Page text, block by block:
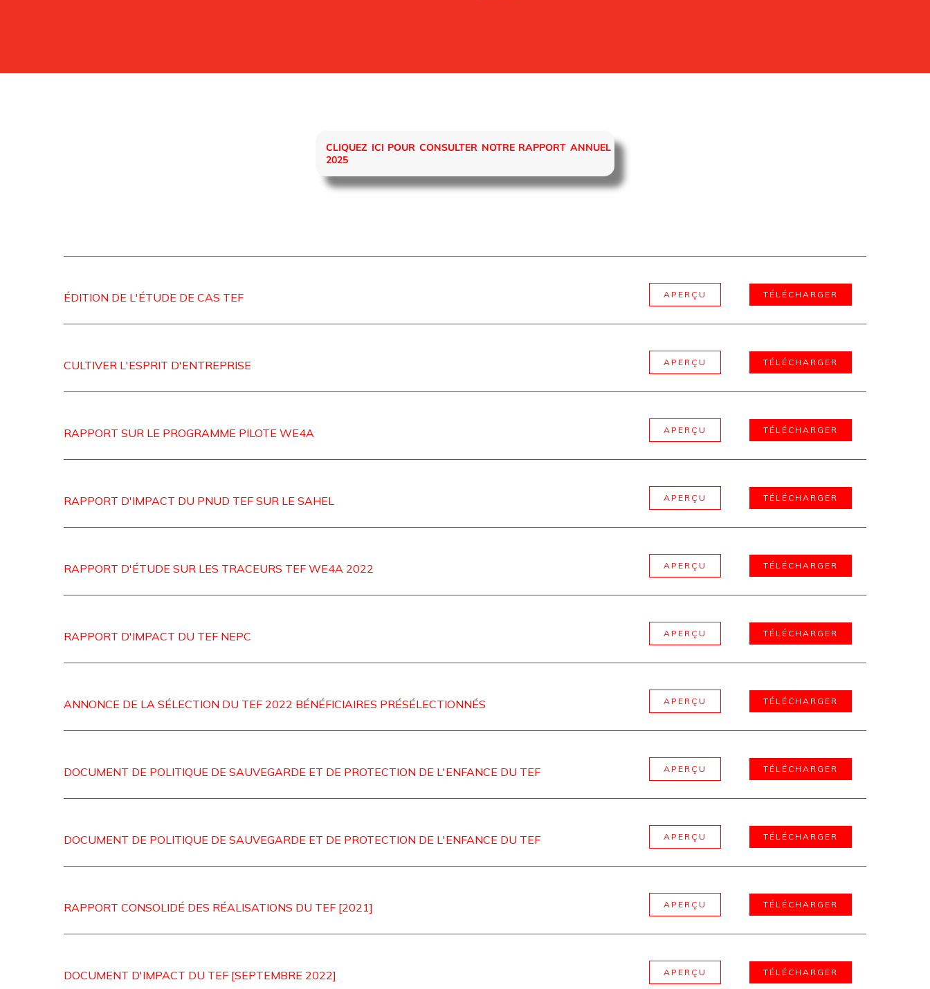
CLIQUEZ ICI POUR CONSULTER NOTRE RAPPORT ANNUEL
2025
ÉDITION DE L'ÉTUDE DE CAS TEF APERÇU TÉLÉCHARGER
CULTIVER L'ESPRIT D'ENTREPRISE APERÇU TÉLÉCHARGER
RAPPORT SUR LE PROGRAMME PILOTE WE4A APERÇU TÉLÉCHARGER
RAPPORT D'IMPACT DU PNUD TEF SUR LE SAHEL APERÇU TÉLÉCHARGER
RAPPORT D'ÉTUDE SUR LES TRACEURS TEF WE4A 2022 APERÇU TÉLÉCHARGER
RAPPORT D'IMPACT DU TEF NEPC APERÇU TÉLÉCHARGER
ANNONCE DE LA SÉLECTION DU TEF 2022 BÉNÉFICIAIRES PRÉSÉLECTIONNÉS APERÇU TÉLÉCHARGER
DOCUMENT DE POLITIQUE DE SAUVEGARDE ET DE PROTECTION DE L'ENFANCE DU TEF APERÇU TÉLÉCHARGER
DOCUMENT DE POLITIQUE DE SAUVEGARDE ET DE PROTECTION DE L'ENFANCE DU TEF APERÇU TÉLÉCHARGER
RAPPORT CONSOLIDÉ DES RÉALISATIONS DU TEF [2021] APERÇU TÉLÉCHARGER
DOCUMENT D'IMPACT DU TEF [SEPTEMBRE 2022] APERÇU TÉLÉCHARGER